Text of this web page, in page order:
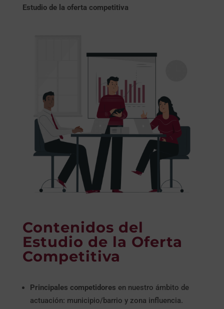
Estudio de la oferta competitiva
Contenidos del
Estudio de la Oferta
Competitiva
Principales competidores en nuestro ámbito de
actuación: municipio/barrio y zona influencia.